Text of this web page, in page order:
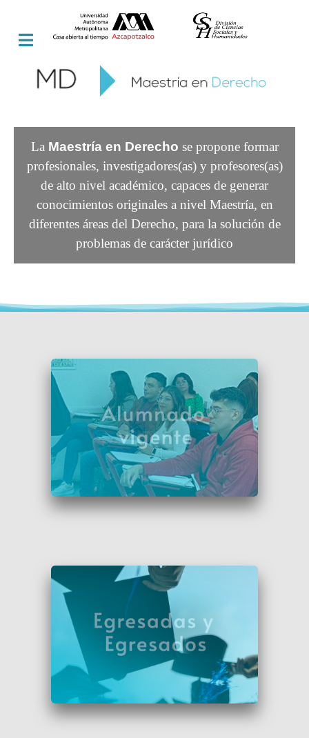
La Maestría en Derecho se propone formar
profesionales, investigadores(as) y profesores(as)
de alto nivel académico, capaces de generar
conocimientos originales a nivel Maestría, en
diferentes áreas del Derecho, para la solución de
problemas de carácter jurídico